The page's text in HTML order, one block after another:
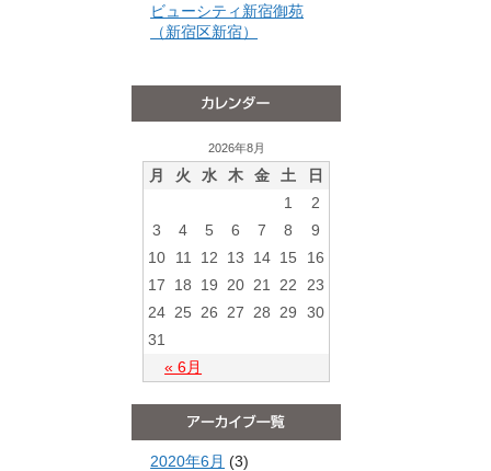
ビューシティ新宿御苑
（新宿区新宿）
2026年8月
月 火 水 木 金 土 日
« 6月
1
2
3
4 5 6 7 8
9
10
11 12 13 14 15
16
17
18 19 20 21 22
23
24 25 26 27 28 29
30
31
2020年6月 (3)